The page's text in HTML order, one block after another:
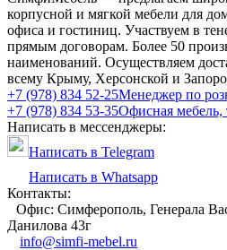
корпусной и мягкой мебели для
офиса и гостиниц. Участвуем в
прямым договорам. Более 50
наименований. Осуществляем
всему Крыму, Херсонской и
+7 (978) 834 52-25Менеджер по
+7 (978) 834 53-35Офисная мебель,
Написать в мессенджеры:
Написать в Telegram
Написать в Whatsapp
Контакты:
Офис: Симферополь, Генерала
Данилова 43г
info@simfi-mebel.ru